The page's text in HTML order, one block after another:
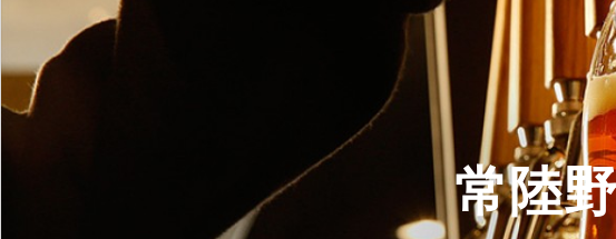
Orion沖繩奧利恩生啤酒 罐裝500ml
Orion沖繩奧利恩黑生啤 罐裝350ml
Orion沖繩奧利恩黑生啤 瓶裝500ml
Orion沖繩奧利恩黑生啤 10L
艾丁格小麥白啤酒
艾丁格小麥白啤酒
艾丁格小麥白啤酒
艾丁格小麥黑啤酒 罐
艾丁格小麥黑啤酒
艾丁格小麥黑啤酒 桶
艾丁格小麥水晶啤酒
常陸